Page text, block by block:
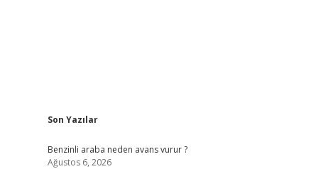
Sidebar
Son Yazılar
Benzinli araba neden avans vurur ?
Ağustos 6, 2026